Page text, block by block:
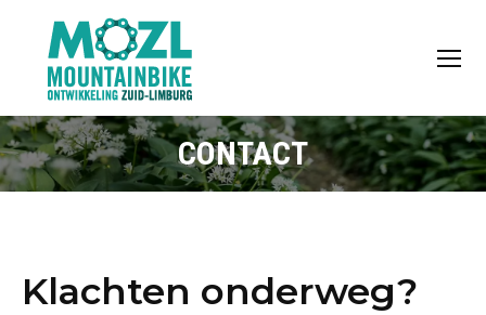
CONTACT
Klachten onderweg?